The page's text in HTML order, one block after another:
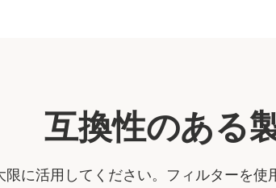
互換性のある
に活用してください。フィルターを使